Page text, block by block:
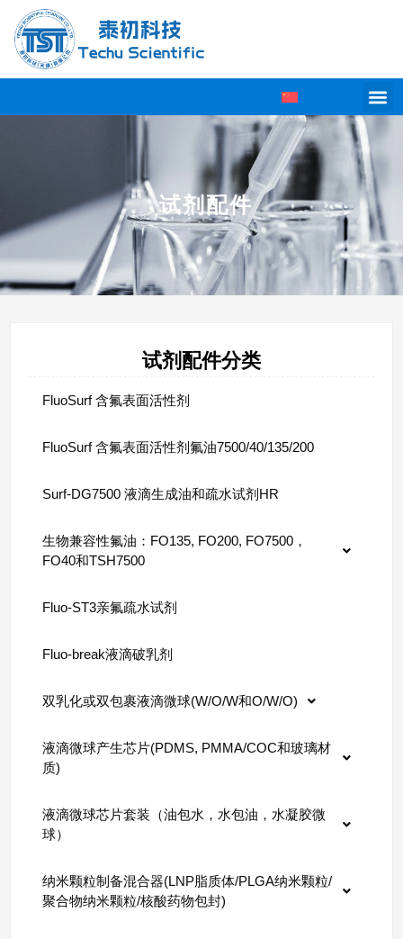
试剂配件
试剂配件分类
FluoSurf 含氟表面活性剂
FluoSurf 含氟表面活性剂氟油7500/40/135/200
Surf-DG7500 液滴生成油和疏水试剂HR
生物兼容性氟油：FO135, FO200, FO7500，
FO40和TSH7500
Fluo-ST3亲氟疏水试剂
Fluo-break液滴破乳剂
双乳化或双包裹液滴微球(W/O/W和O/W/O)
液滴微球产生芯片(PDMS, PMMA/COC和玻璃材
质)
液滴微球芯片套装（油包水，水包油，水凝胶微
球）
纳米颗粒制备混合器(LNP脂质体/PLGA纳米颗粒/
聚合物纳米颗粒/核酸药物包封)